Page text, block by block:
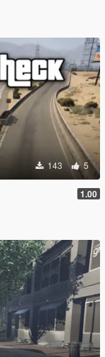
143 5
1.00